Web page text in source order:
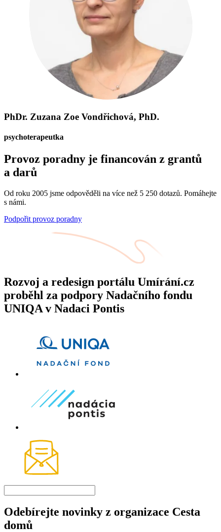
PhDr. Zuzana Zoe Vondřichová, PhD.
psychoterapeutka
Provoz poradny je financován z grantů
a darů
Od roku 2005 jsme odpověděli na více než 5 250 dotazů. Pomáhejte
s námi.
Podpořit provoz poradny
Rozvoj a redesign portálu Umírání.cz
proběhl za podpory Nadačního fondu
UNIQA v Nadaci Pontis
Odebírejte novinky z organizace Cesta
domů